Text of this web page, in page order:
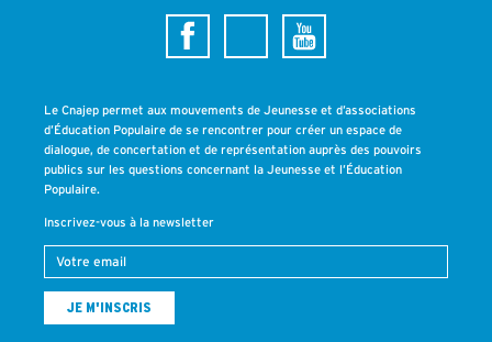
Le Cnajep permet aux mouvements de Jeunesse et d’associations
d’Éducation Populaire de se rencontrer pour créer un espace de
dialogue, de concertation et de représentation auprès des pouvoirs
publics sur les questions concernant la Jeunesse et l’Éducation
Populaire.
Inscrivez-vous à la newsletter